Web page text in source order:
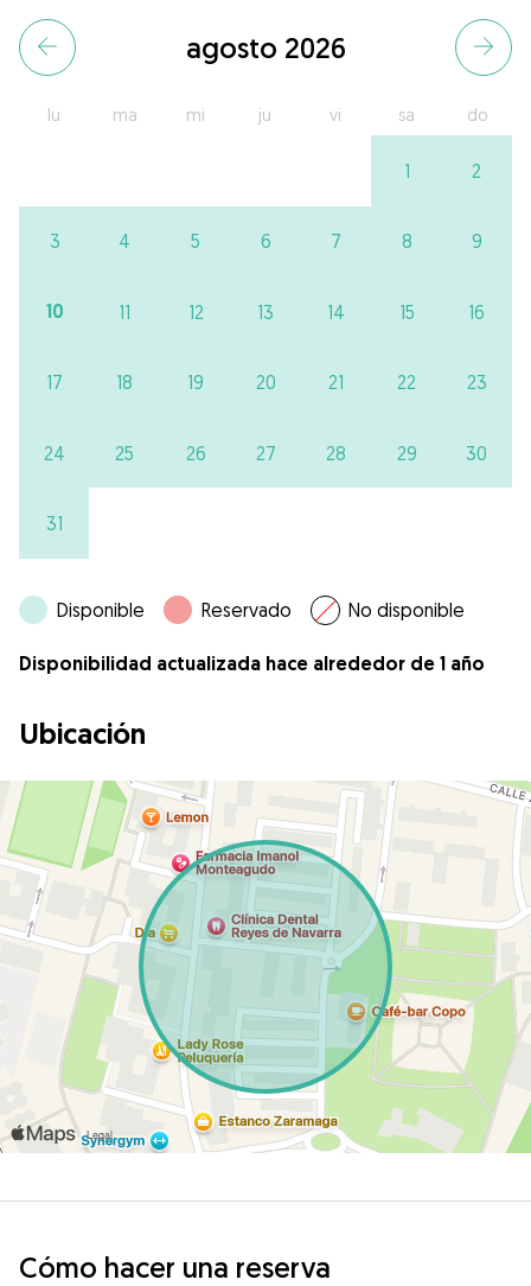
agosto 2026
lu ma mi ju vi sa do
1 2
3 4 5 6 7 8 9
10 11 12 13 14 15 16
17 18 19 20 21 22 23
24 25 26 27 28 29 30
31
Disponible Reservado No disponible
Disponibilidad actualizada hace alrededor de 1 año
Ubicación
Cómo hacer una reserva